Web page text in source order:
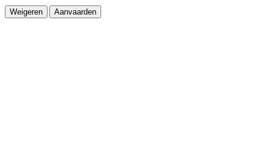
Weigeren Aanvaarden